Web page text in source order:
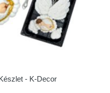
- K-Decor